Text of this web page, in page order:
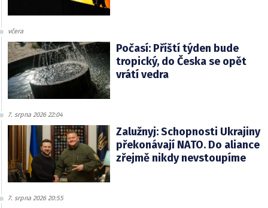
včera
Počasí: Příští týden bude
tropický, do Česka se opět
vrátí vedra
7. srpna 2026 22:04
Zalužnyj: Schopnosti Ukrajiny
překonávají NATO. Do aliance
zřejmě nikdy nevstoupíme
7. srpna 2026 20:55